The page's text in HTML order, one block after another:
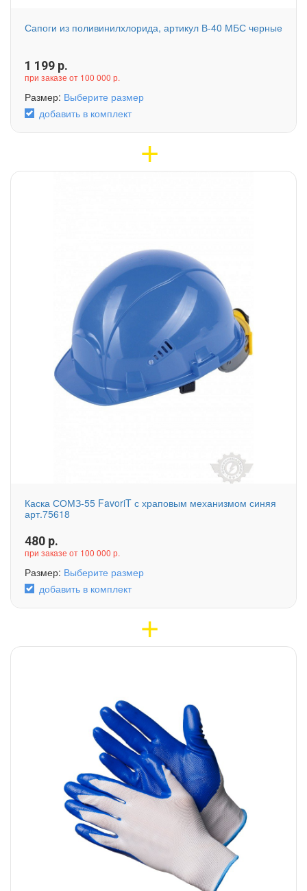
Сапоги из поливинилхлорида, артикул В-40 МБС черные
1 199 р.
при заказе от 100 000 р.
Размер: Выберите размер
добавить в комплект
Каска СОМЗ-55 FavoriT с храповым механизмом синяя
арт.75618
480 р.
при заказе от 100 000 р.
Размер: Выберите размер
добавить в комплект